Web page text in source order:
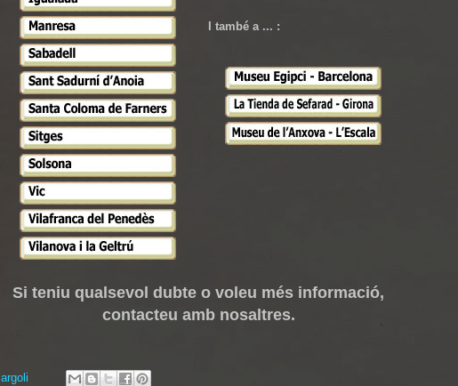
I també a ... :
Si teniu qualsevol dubte o voleu més informació,
contacteu amb nosaltres.
argoli